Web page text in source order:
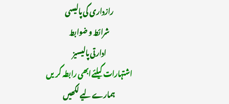
رازداری کی پالیسی
شرائط و ضوابط
ادارتی پالیسیز
اشتہارات کیلئے ابھی رابطہ کریں
ہمارے لیے لکھیں